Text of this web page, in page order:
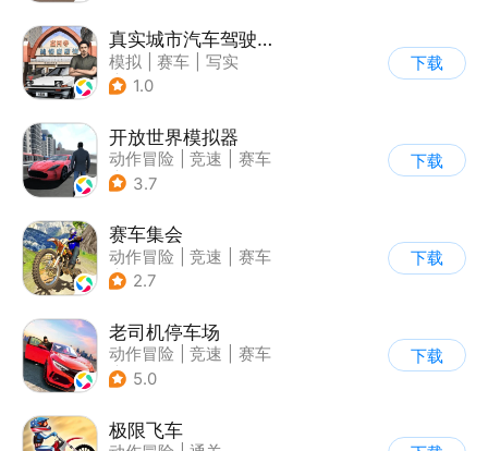
真实城市汽车驾驶3D
模拟 赛车
写实
| 收集
1.0
下载
开放世界模拟器
动作冒险 竞速
赛车
| 开放世界
3.7
下载
赛车集会
动作冒险 竞速
赛车
| 写实
2.7
下载
老司机停车场
动作冒险 竞速
赛车
| 写实
5.0
下载
极限飞车